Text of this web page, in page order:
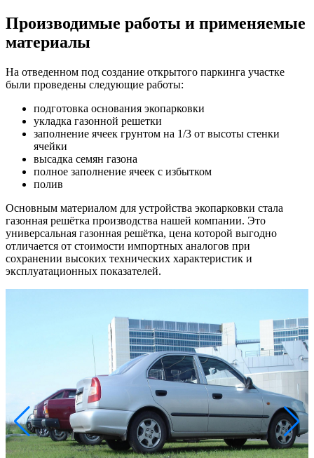
Производимые работы и применяемые
материалы
На отведенном под создание открытого паркинга участке
были проведены следующие работы:
подготовка основания экопарковки
укладка газонной решетки
заполнение ячеек грунтом на 1/3 от высоты стенки
ячейки
высадка семян газона
полное заполнение ячеек с избытком
полив
Основным материалом для устройства экопарковки стала
газонная решётка производства нашей компании. Это
универсальная газонная решётка, цена которой выгодно
отличается от стоимости импортных аналогов при
сохранении высоких технических характеристик и
эксплуатационных показателей.